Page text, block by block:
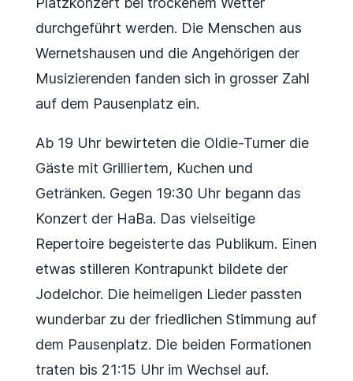
durchgeführt werden. Die Menschen aus
Wernetshausen und die Angehörigen der
Musizierenden fanden sich in grosser Zahl
auf dem Pausenplatz ein.
Ab 19 Uhr bewirteten die Oldie-Turner die
Gäste mit Grilliertem, Kuchen und
Getränken. Gegen 19:30 Uhr begann das
Konzert der HaBa. Das vielseitige
Repertoire begeisterte das Publikum. Einen
etwas stilleren Kontrapunkt bildete der
Jodelchor. Die heimeligen Lieder passten
wunderbar zu der friedlichen Stimmung auf
dem Pausenplatz. Die beiden Formationen
traten bis 21:15 Uhr im Wechsel auf.